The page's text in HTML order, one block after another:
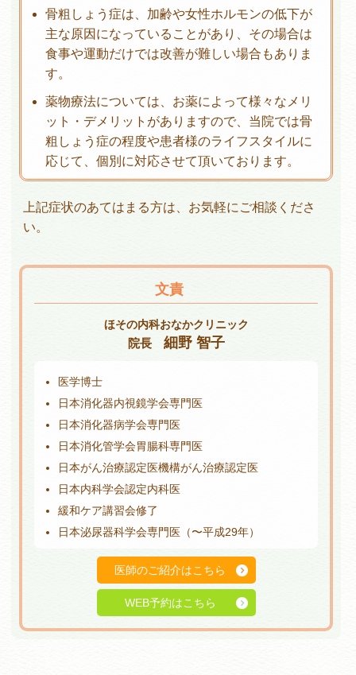
骨粗しょう症は、加齢や女性ホルモンの低下が
主な原因になっていることがあり、その場合は
食事や運動だけでは改善が難しい場合もありま
す。
薬物療法については、お薬によって様々なメリ
ット・デメリットがありますので、当院では骨
粗しょう症の程度や患者様のライフスタイルに
応じて、個別に対応させて頂いております。
上記症状のあてはまる方は、お気軽にご相談くださ
い。
文責
ほその内科おなかクリニック
院長 細野 智子
医学博士
日本消化器内視鏡学会専門医
日本消化器病学会専門医
日本消化管学会胃腸科専門医
日本がん治療認定医機構がん治療認定医
日本内科学会認定内科医
緩和ケア講習会修了
日本泌尿器科学会専門医（〜平成29年）
医師のご紹介はこちら
WEB予約はこちら